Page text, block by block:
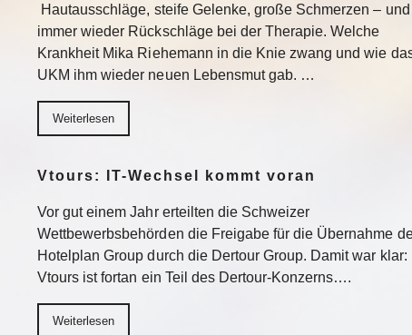
Hautausschläge, steife Gelenke, große Schmerzen – und
immer wieder Rückschläge bei der Therapie. Welche
Krankheit Mika Riehemann in die Knie zwang und wie
UKM ihm wieder neuen Lebensmut gab. …
Weiterlesen
Vtours: IT-Wechsel kommt voran
Vor gut einem Jahr erteilten die Schweizer
Wettbewerbsbehörden die Freigabe für die Übernahme
Hotelplan Group durch die Dertour Group. Damit war klar:
Vtours ist fortan ein Teil des Dertour-Konzerns….
Weiterlesen